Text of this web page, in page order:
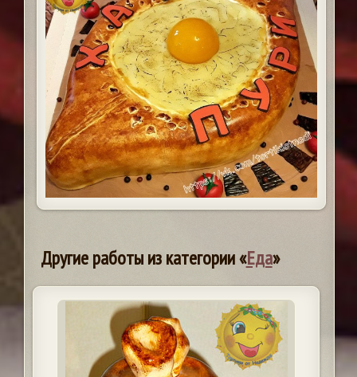
Другие работы из категории «Еда»